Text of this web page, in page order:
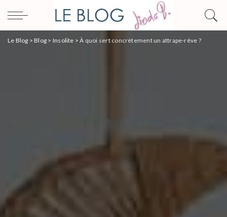
Le Blog >Blog > Insolite >À quoi sert concrètement un attrape-rêve ?